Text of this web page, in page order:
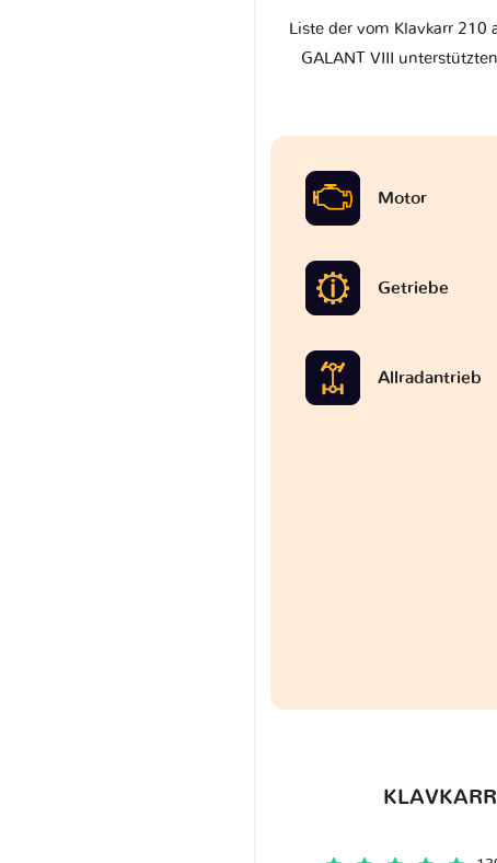
Liste der vom Klavkarr 210
GALANT VIII
Motor
Getriebe
Allradantrieb